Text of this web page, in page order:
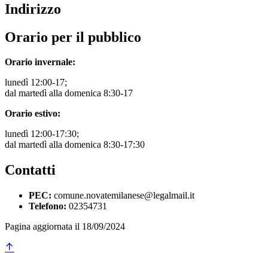
Indirizzo
Orario per il pubblico
Orario invernale:
lunedì 12:00-17;
dal martedì alla domenica 8:30-17
Orario estivo:
lunedì 12:00-17:30;
dal martedì alla domenica 8:30-17:30
Contatti
PEC: comune.novatemilanese@legalmail.it
Telefono: 02354731
Pagina aggiornata il 18/09/2024